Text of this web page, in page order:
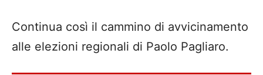
Continua così il cammino di avvicinamento
alle elezioni regionali di Paolo Pagliaro.